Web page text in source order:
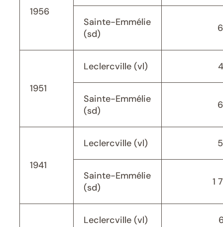
1956
Sainte-Emmélie
(sd)
1951
Leclercville (vl)
Sainte-Emmélie
(sd)
1941
Leclercville (vl)
Sainte-Emmélie
(sd)
1
Leclercville (vl)